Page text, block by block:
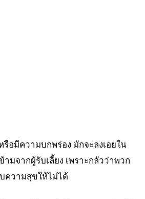
อมีความบกพร่อง มักจะลงเอยใน
มจากผู้รับเลี้ยง เพราะกลัวว่าพวก
ความสุขให้ไม่ได้